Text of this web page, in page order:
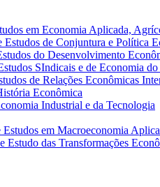
em Economia Aplicada,
de Conjuntura e Política
do Desenvolvimento
SIndicais e de Economia
de Relações Econômicas
Econômica
Industrial e da Tecnologia
em Macroeconomia
das Transformações